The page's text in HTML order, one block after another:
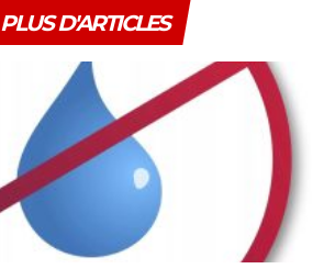
PLUS D'ARTICLES